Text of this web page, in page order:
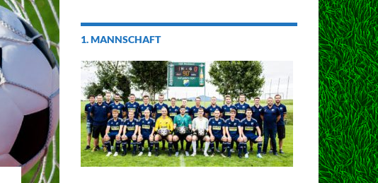
1. MANNSCHAFT